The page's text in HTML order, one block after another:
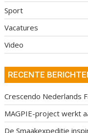
Sport
Vacatures
Video
RECENTE
Crescendo Nederlands
MAGPIE-project werkt
De Smaakexpeditie